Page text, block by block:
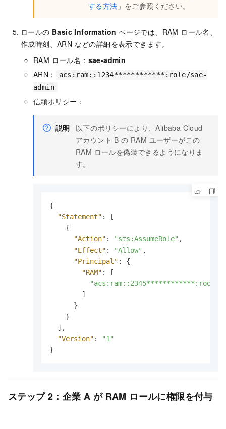
する方法 」をご参照ください。
ロールの Basic Information ページでは、RAM ロール名、
作成時刻、ARN などの詳細を表示できます。
RAM ロール名： sae-admin
ARN：
acs:ram::1234************:role/sae-
admin
信頼ポリシー：
説明
以下のポリシーにより、Alibaba Cloud
アカウント B の RAM ユーザーがこの
RAM ロールを偽装できるようになりま
す。
{
"Statement" :
[
{
"Action" : "sts:AssumeRole" ,
"Effect" : "Allow" ,
"Principal" :
{
"RAM" :
[
"acs:ram::2345************:root"
]
}
}
] ,
"Version" :
"1"
}
ステップ 2：企業 A が RAM ロールに権限を付与